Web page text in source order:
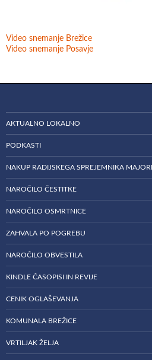
Video snemanje Brežice
Video snemanje Posavje
AKTUALNO LOKALNO
PODKASTI
NAKUP RADIJSKEGA SPREJEMNIKA
NAROČILO ČESTITKE
NAROČILO OSMRTNICE
ZAHVALA PO POGREBU
NAROČILO OBVESTILA
KINDLE ČASOPISI IN REVIJE
CENIK OGLAŠEVANJA
KOMUNALA BREŽICE
VRTILJAK ŽELJA